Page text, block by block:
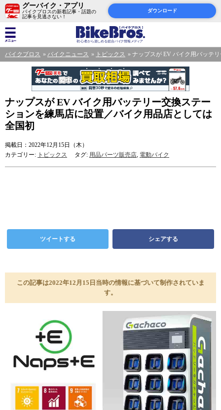
グーバイク・アプリ
バイクブロスの新着記事・話題の
記事を見逃さない！
ダウンロード
バイクブロス バイクニュース トピックス ナップスが EV バイク用バッテ
ナップスが EV バイク用バッテリー交換ステー
ションを練馬店に設置／バイク用品店としては
全国初
掲載日：2022年12月15日（木）
カテゴリー: トピックス タグ: 用品パーツ販売店, 電動バイク
ツイートする シェアする
この記事は2022年12月15日当時の情報に基づいて制作されていま
す。